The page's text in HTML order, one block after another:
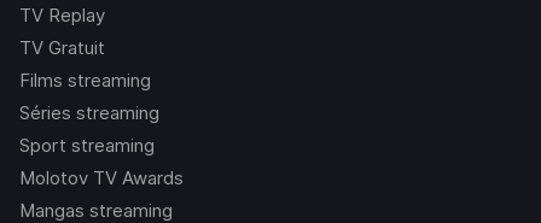
TV Replay
TV Gratuit
Films streaming
Séries streaming
Sport streaming
Molotov TV Awards
Mangas streaming